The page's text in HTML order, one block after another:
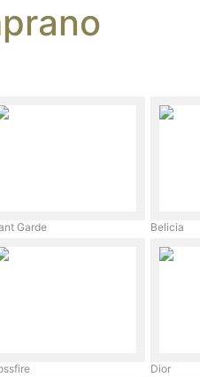
Garde Belicia
Dior